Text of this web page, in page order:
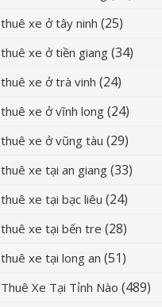
thuê xe ở tây ninh (25)
thuê xe ở tiền giang (34)
thuê xe ở trà vinh (24)
thuê xe ở vĩnh long (24)
thuê xe ở vũng tàu (29)
thuê xe tại an giang (33)
thuê xe tại bạc liêu (24)
thuê xe tại bến tre (28)
thuê xe tại long an (51)
Thuê Xe Tại Tỉnh Nào (489)